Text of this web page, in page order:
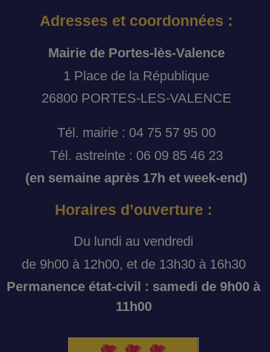
Adresses et coordonnées :
Mairie de Portes-lès-Valence
1 Place de la République
26800 PORTES-LES-VALENCE
Tél. mairie : 04 75 57 95 00
Tél. astreinte : 06 09 85 46 23
(en semaine après 17h et week-end)
Horaires d’ouverture :
Du lundi au vendredi
de 9h00 à 12h00, et de 13h30 à 16h30
Permanence état-civil : samedi de 9h00 à
11h00